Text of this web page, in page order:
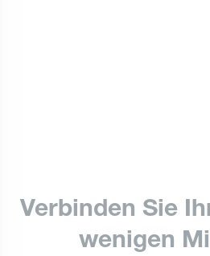
Verbinden Sie
wenigen